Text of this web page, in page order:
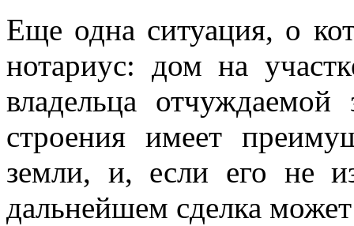
Еще одна ситуация, о
нотариус: дом на
владельца
строения имеет
земли, и, если его не
дальнейшем сделка